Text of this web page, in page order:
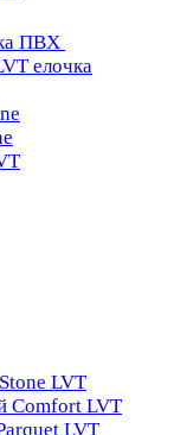
ПВХ
елочка
LVT
Comfort LVT
LVT